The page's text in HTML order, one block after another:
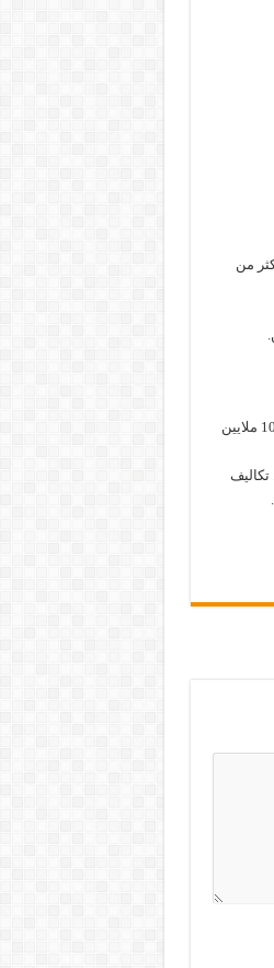
من
وبحسب الأرقام الرسمية لعام 2022 ، سجلت المانيا ارتفاعاً بنسبة 0.9٪ عن العام السابق 11.4٪ .أي ما يعادل 10 ملايين
على تحمل تكاليف